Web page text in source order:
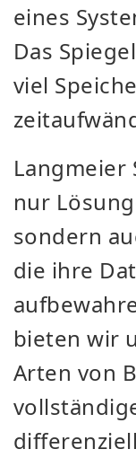
eines
Das
viel
nur
sondern
die ihre
bieten wir
Arten von